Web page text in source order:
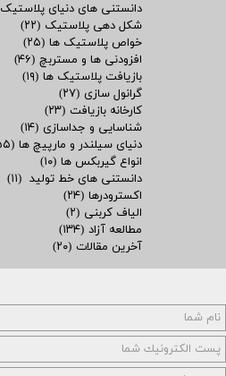
دانستنی های دنیای پلاستیک
شکل دهی پلاستیک (۲۲)
خواص پلاستیک ها (۲۵)
افزودنی ها و مستربچ (۴۶)
بازیافت پلاستیک ها (۱۹)
گرانول سازی (۲۷)
کارخانه بازیافت (۲۳)
شناسایی و جداسازی (۱۴)
دنیای سیلندر و مارپیچ ها (۵۵)
انواع گیربکس ها (۱۰)
دانستنی های خط تولید (۱۱)
اکسترودرها (۲۴)
الیاف کربنی (۲)
مطالعه آزاد (۱۳۴)
آخرین مقالات (۲۰)